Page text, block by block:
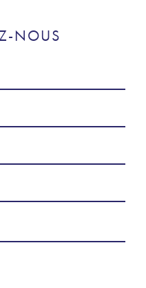
NOUS